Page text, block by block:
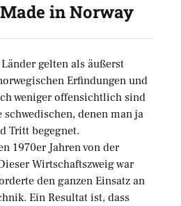
in Norway
gelten als äußerst
Erfindungen und
weniger offensichtlich sind
denen man ja
Tritt begegnet.
1970er Jahren von der
Wirtschaftszweig war
den ganzen Einsatz an
Ein Resultat ist, dass